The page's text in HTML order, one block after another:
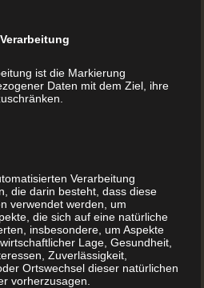
Mit Buchdrucker.at gelingt
Menschen sind die
Geschichten, die in den
ebenso dazu wie ganze
konnten. Es war eine
unsere Kinderbücher hatten
Gelesen […]
ist die Markierung
Daten mit dem Ziel, ihre
Verarbeitung
die darin besteht, dass diese
verwendet werden, um
die sich auf eine natürliche
insbesondere, um Aspekte
Lage, Gesundheit,
Zuverlässigkeit,
Ortswechsel dieser natürlichen
vorherzusagen.